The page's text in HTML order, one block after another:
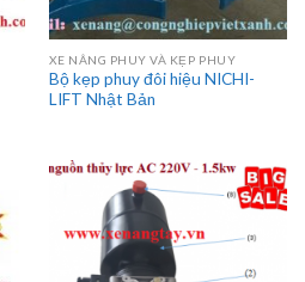
XE NÂNG PHUY VÀ KẸP PHUY
Bộ kẹp phuy đôi hiệu NICHI-
LIFT Nhật Bản